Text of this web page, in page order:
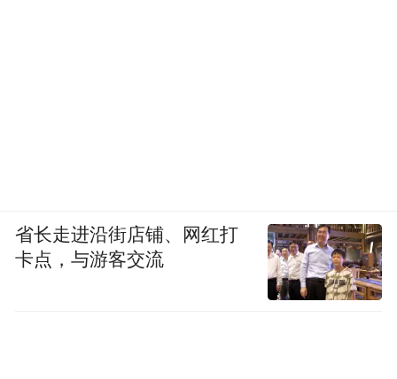
省长走进沿街店铺、网红打
卡点，与游客交流